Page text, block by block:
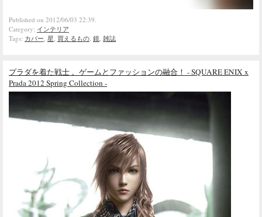
Published on 2012/06/03 22:39.
Category: インテリア
Tags: カバー, 星, 買えるもの, 鏡, 雑誌
プラダを着た戦士 。ゲームとファッションの融合！ - SQUARE ENIX x
Prada 2012 Spring Collection -